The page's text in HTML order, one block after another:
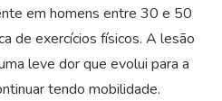
em homens entre 30 e 50
de exercícios físicos. A lesão
leve dor que evolui para a
tendo mobilidade.